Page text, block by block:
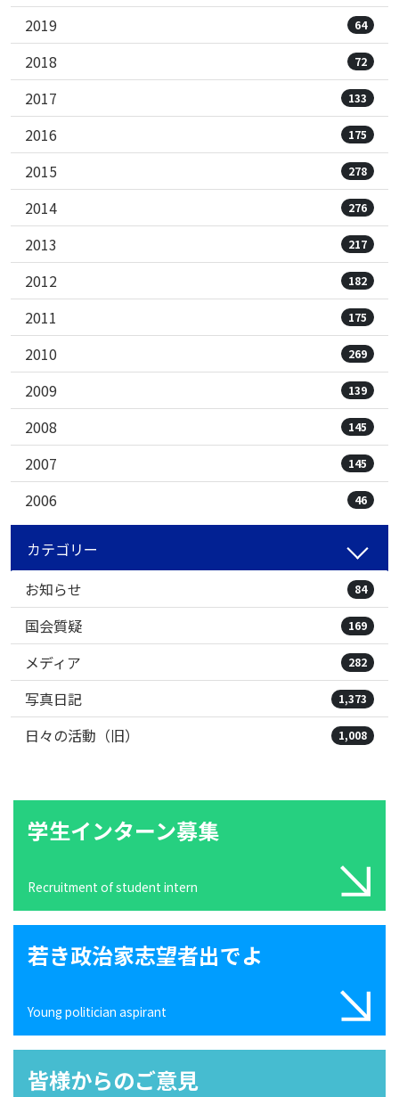
2019 64
2018 72
2017 133
2016 175
2015 278
2014 276
2013 217
2012 182
2011 175
2010 269
2009 139
2008 145
2007 145
2006 46
カテゴリー
お知らせ
84
国会質疑 169
メディア 282
写真日記 1,373
日々の活動（旧） 1,008
学生インターン募集
Recruitment of student intern
若き政治家志望者出でよ
Young politician aspirant
皆様からのご意見